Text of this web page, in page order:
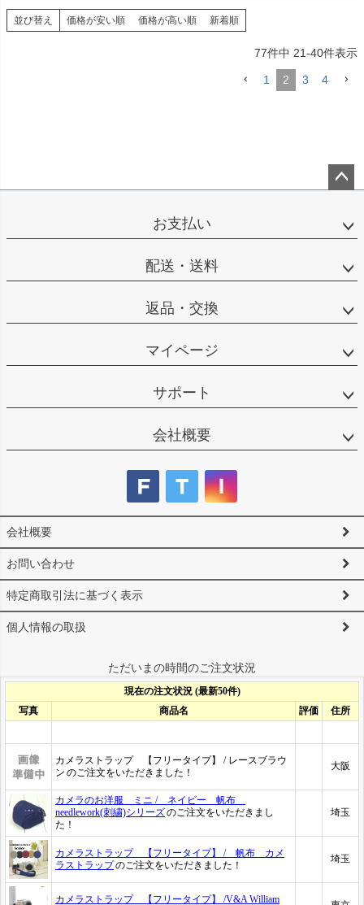
並び替え 価格が安い順 価格が高い順 新着順
77件中 21-40件表示
1 2 3 4
ップ
お支払い
配送・送料
返品・交換
マイページ
サポート
会社概要
会社概要
お問い合わせ
特定商取引法に基づく表示
個人情報の取扱
ただいまの時間のご注文状況